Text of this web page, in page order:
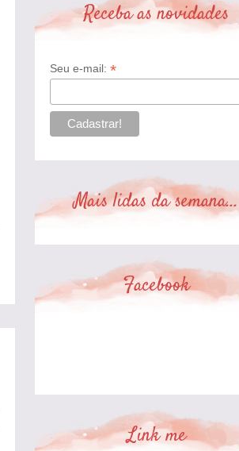
Receba as novidades
Seu e-mail: *
Mais lidas da semana...
Facebook
Link me